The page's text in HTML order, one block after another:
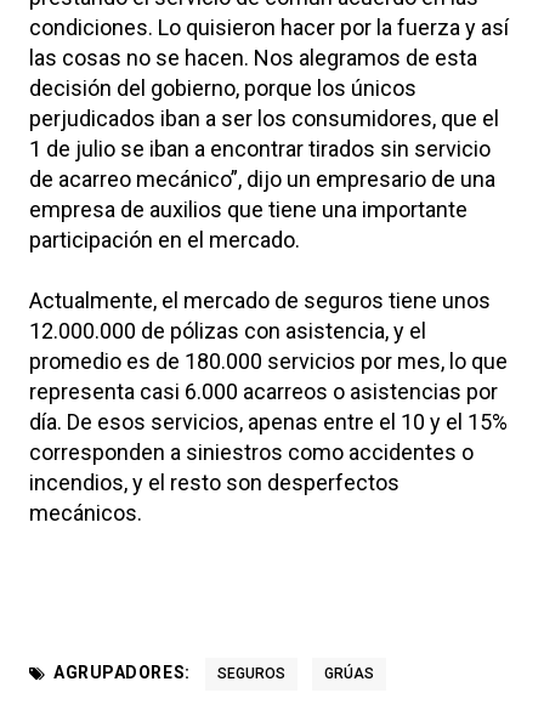
condiciones. Lo quisieron hacer por la fuerza y así
las cosas no se hacen. Nos alegramos de esta
decisión del gobierno, porque los únicos
perjudicados iban a ser los consumidores, que el
1 de julio se iban a encontrar tirados sin servicio
de acarreo mecánico”, dijo un empresario de una
empresa de auxilios que tiene una importante
participación en el mercado.
Actualmente, el mercado de seguros tiene unos
12.000.000 de pólizas con asistencia, y el
promedio es de 180.000 servicios por mes, lo que
representa casi 6.000 acarreos o asistencias por
día. De esos servicios, apenas entre el 10 y el 15%
corresponden a siniestros como accidentes o
incendios, y el resto son desperfectos
mecánicos.
AGRUPADORES: SEGUROS GRÚAS